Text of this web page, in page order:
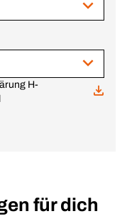
H-
für dich